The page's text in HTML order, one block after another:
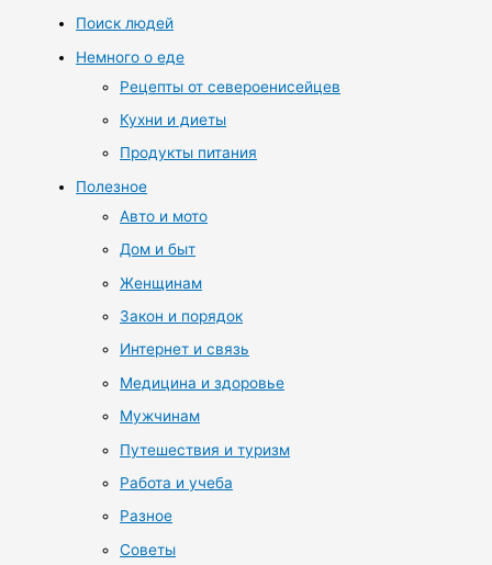
Поиск людей
Немного о еде
Рецепты от североенисейцев
Кухни и диеты
Продукты питания
Полезное
Авто и мото
Дом и быт
Женщинам
Закон и порядок
Интернет и связь
Медицина и здоровье
Мужчинам
Путешествия и туризм
Работа и учеба
Разное
Советы